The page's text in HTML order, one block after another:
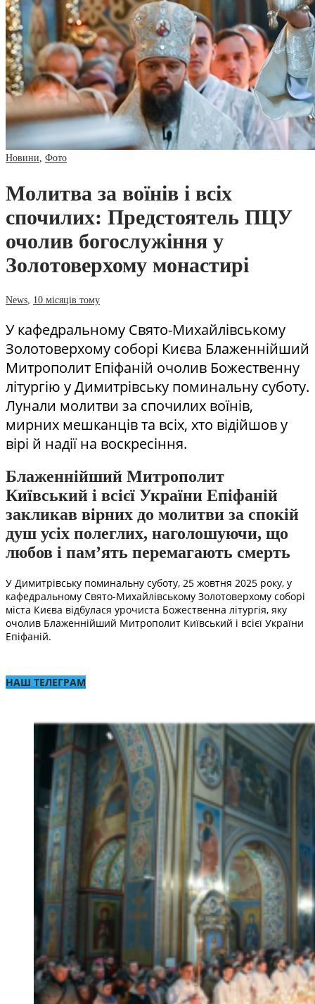
Новини Фото
Молитва за воїнів і всіх
спочилих: Предстоятель ПЦУ
очолив богослужіння у
Золотоверхому монастирі
News 10 місяців тому
У кафедральному Свято-Михайлівському
Золотоверхому соборі Києва Блаженнійший
Митрополит Епіфаній очолив Божественну
літургію у Димитрівську поминальну суботу.
Лунали молитви за спочилих воїнів,
мирних мешканців та всіх, хто відійшов у
вірі й надії на воскресіння.
Блаженнійший Митрополит
Київський і всієї України Епіфаній
закликав вірних до молитви за спокій
душ усіх полеглих, наголошуючи, що
любов і пам’ять перемагають смерть
У Димитрівську поминальну суботу, 25 жовтня 2025 року, у
кафедральному Свято-Михайлівському Золотоверхому соборі
міста Києва відбулася урочиста Божественна літургія, яку
очолив Блаженнійший Митрополит Київський і всієї України
Епіфаній.
НАШ ТЕЛЕГРАМ